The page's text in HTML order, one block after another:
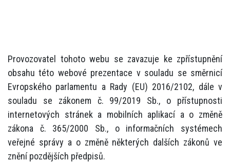
Provozovatel tohoto webu se zavazuje ke zpřístupnění
obsahu této webové prezentace v souladu se směrnicí
Evropského parlamentu a Rady (EU) 2016/2102, dále v
souladu se zákonem č. 99/2019 Sb., o přístupnosti
internetových stránek a mobilních aplikací a o změně
zákona č. 365/2000 Sb., o informačních systémech
veřejné správy a o změně některých dalších zákonů ve
znění pozdějších předpisů.